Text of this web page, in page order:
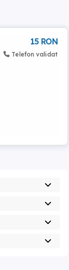
15 RON
Telefon validat